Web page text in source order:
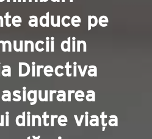
aduce pe
din
Directiva
dintre viața